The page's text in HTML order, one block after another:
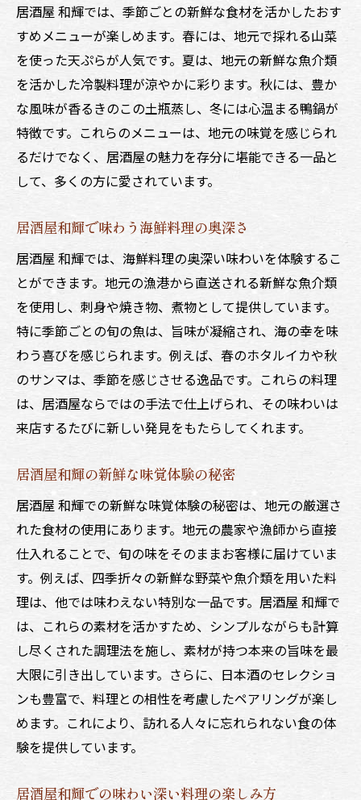
居酒屋和輝で楽しむ初回訪問の特典
初めてでも安心できる居酒屋和輝の案内
居酒屋花火のおすすめメニューで特別な体
験を
居酒屋花火で忘れられないひとときを過ごす方
法
居酒屋花火での特別なひとときを楽しむ秘
居酒屋花火で心に残る夜を演出する方法
居酒屋花火での過ごし方で特別な思い出を
居酒屋花火の雰囲気を活かした楽しみ方
居酒屋花火で作る忘れられない夜の思い出
居酒屋花火でのひとときをより特別にする
心地良い雰囲気が魅力居酒屋花火での特別な夜
居酒屋花火の居心地の良い空間でくつろぐ
居酒屋花火の雰囲気を楽しむためのポイン
ト
居酒屋花火で感じる心地良さと癒し
居酒屋花火の雰囲気で心に残る時間を
居酒屋花火で心からリラックスする方法
居酒屋花火での訪問をより特別にするための秘
訣
居酒屋花火で特別な体験をするための準備
居酒屋花火の訪問を充実させるヒント
居酒屋花火で特別なひとときを演出する方
法
居酒屋花火の訪問をより楽しくするアイデ
ア
居酒屋 和輝では、季節ごとの新鮮な食材を活かしたおす
すめメニューが楽しめます。春には、地元で採れる山菜
を使った天ぷらが人気です。夏は、地元の新鮮な魚介類
を活かした冷製料理が涼やかに彩ります。秋には、豊か
な風味が香るきのこの土瓶蒸し、冬には心温まる鴨鍋が
特徴です。これらのメニューは、地元の味覚を感じられ
るだけでなく、居酒屋の魅力を存分に堪能できる一品と
して、多くの方に愛されています。
居酒屋和輝で味わう海鮮料理の奥深さ
居酒屋 和輝では、海鮮料理の奥深い味わいを体験するこ
とができます。地元の漁港から直送される新鮮な魚介類
を使用し、刺身や焼き物、煮物として提供しています。
特に季節ごとの旬の魚は、旨味が凝縮され、海の幸を味
わう喜びを感じられます。例えば、春のホタルイカや秋
のサンマは、季節を感じさせる逸品です。これらの料理
は、居酒屋ならではの手法で仕上げられ、その味わいは
来店するたびに新しい発見をもたらしてくれます。
居酒屋和輝の新鮮な味覚体験の秘密
居酒屋 和輝での新鮮な味覚体験の秘密は、地元の厳選さ
れた食材の使用にあります。地元の農家や漁師から直接
仕入れることで、旬の味をそのままお客様に届けていま
す。例えば、四季折々の新鮮な野菜や魚介類を用いた料
理は、他では味わえない特別な一品です。居酒屋 和輝で
は、これらの素材を活かすため、シンプルながらも計算
し尽くされた調理法を施し、素材が持つ本来の旨味を最
大限に引き出しています。さらに、日本酒のセレクショ
ンも豊富で、料理との相性を考慮したペアリングが楽し
めます。これにより、訪れる人々に忘れられない食の体
験を提供しています。
居酒屋和輝での味わい深い料理の楽しみ方